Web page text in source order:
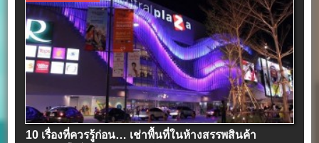
10 เรื่องที่ควรรู้ก่อน… เช่าพื้นที่ในห้างสรรพสินค้า